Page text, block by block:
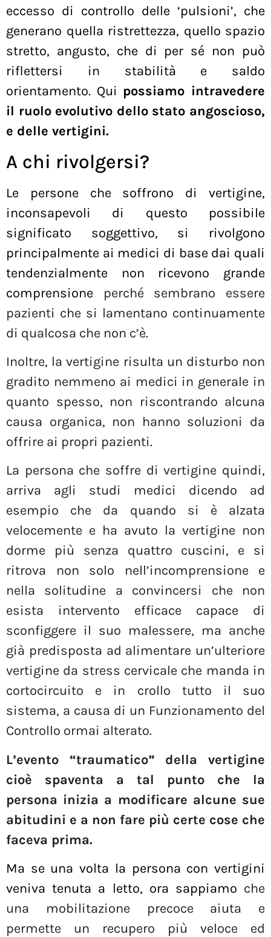
eccesso di controllo delle ‘pulsioni’, che
generano quella ristrettezza, quello spazio
stretto, angusto, che di per sé non può
riflettersi in stabilità e saldo
orientamento. Qui possiamo intravedere
il ruolo evolutivo dello stato angoscioso,
e delle vertigini.
A chi rivolgersi?
Le persone che soffrono di vertigine,
inconsapevoli di questo possibile
significato soggettivo, si rivolgono
principalmente ai medici di base dai quali
tendenzialmente non ricevono grande
comprensione perché sembrano essere
pazienti che si lamentano continuamente
di qualcosa che non c’è.
Inoltre, la vertigine risulta un disturbo non
gradito nemmeno ai medici in generale in
quanto spesso, non riscontrando alcuna
causa organica, non hanno soluzioni da
offrire ai propri pazienti.
La persona che soffre di vertigine quindi,
arriva agli studi medici dicendo ad
esempio che da quando si è alzata
velocemente e ha avuto la vertigine non
dorme più senza quattro cuscini, e si
ritrova non solo nell’incomprensione e
nella solitudine a convincersi che non
esista intervento efficace capace di
sconfiggere il suo malessere, ma anche
già predisposta ad alimentare un’ulteriore
vertigine da stress cervicale che manda in
cortocircuito e in crollo tutto il suo
sistema, a causa di un Funzionamento del
Controllo ormai alterato.
L’evento “traumatico” della vertigine
cioè spaventa a tal punto che la
persona inizia a modificare alcune sue
abitudini e a non fare più certe cose che
faceva prima.
Ma se una volta la persona con vertigini
veniva tenuta a letto, ora sappiamo che
una mobilitazione precoce aiuta e
permette un recupero più veloce ed